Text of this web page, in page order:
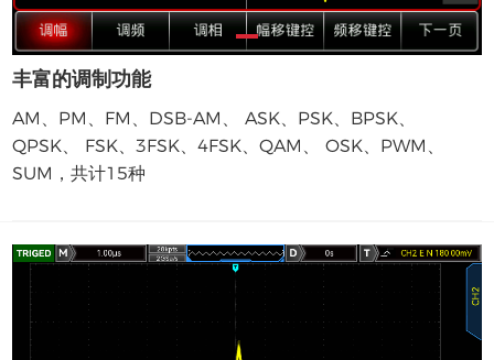
丰富的调制功能
AM、PM、FM、DSB-AM、 ASK、PSK、BPSK、
QPSK、 FSK、3FSK、4FSK、QAM、 OSK、PWM、
SUM，共计15种